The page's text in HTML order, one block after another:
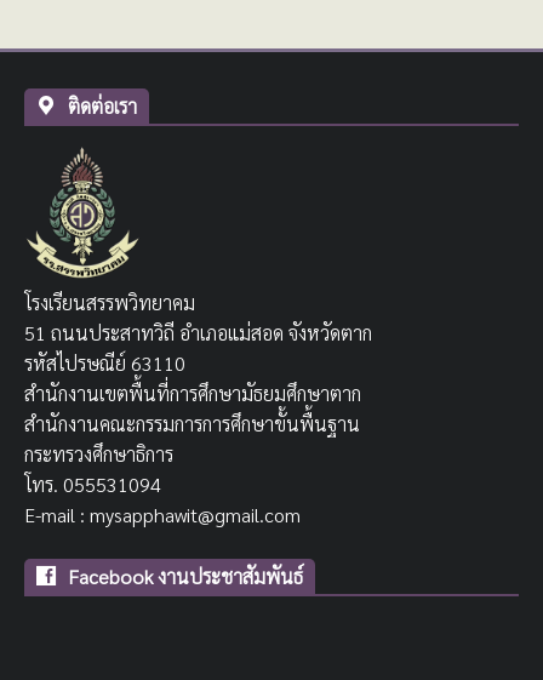
ติดต่อเรา
โรงเรียนสรรพวิทยาคม
51 ถนนประสาทวิถี อำเภอแม่สอด จังหวัดตาก
รหัสไปรษณีย์ 63110
สำนักงานเขตพื้นที่การศึกษามัธยมศึกษาตาก
สำนักงานคณะกรรมการการศึกษาขั้นพื้นฐาน
กระทรวงศึกษาธิการ
โทร. 055531094
E-mail : mysapphawit@gmail.com
Facebook งานประชาสัมพันธ์